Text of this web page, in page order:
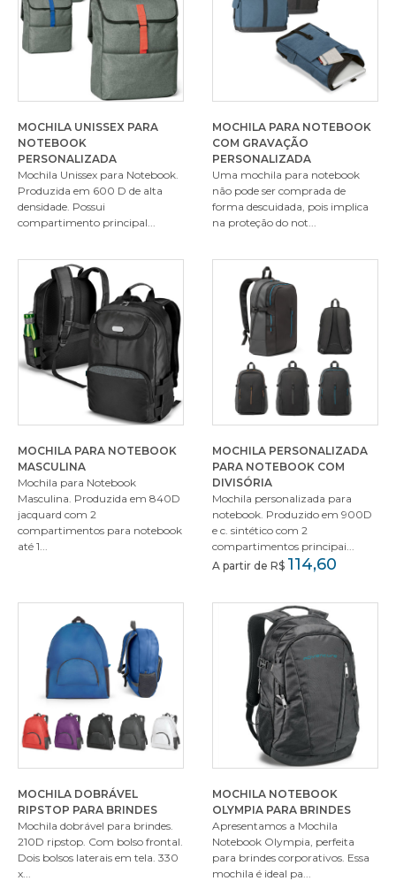
MOCHILA UNISSEX PARA
NOTEBOOK
PERSONALIZADA
Mochila Unissex para Notebook.
Produzida em 600 D de alta
densidade. Possui
compartimento principal...
MOCHILA PARA NOTEBOOK
COM GRAVAÇÃO
PERSONALIZADA
Uma mochila para notebook
não pode ser comprada de
forma descuidada, pois implica
na proteção do not...
MOCHILA PARA NOTEBOOK
MASCULINA
Mochila para Notebook
Masculina. Produzida em 840D
jacquard com 2
compartimentos para notebook
até 1...
MOCHILA PERSONALIZADA
PARA NOTEBOOK COM
DIVISÓRIA
Mochila personalizada para
notebook. Produzido em 900D
e c. sintético com 2
compartimentos principai...
A partir de R$ 114,60
MOCHILA DOBRÁVEL
RIPSTOP PARA BRINDES
Mochila dobrável para brindes.
210D ripstop. Com bolso frontal.
Dois bolsos laterais em tela. 330
x...
MOCHILA NOTEBOOK
OLYMPIA PARA BRINDES
Apresentamos a Mochila
Notebook Olympia, perfeita
para brindes corporativos. Essa
mochila é ideal pa...